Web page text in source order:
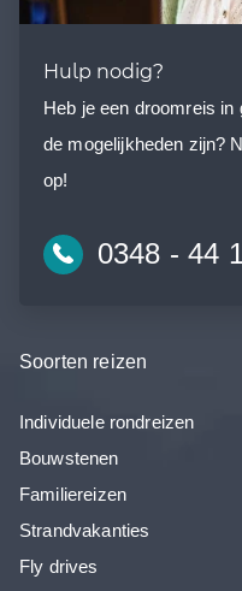
Hulp nodig?
Heb je een droomreis
de mogelijkheden zijn?
op!
0348 - 44
Soorten reizen
Individuele rondreizen
Bouwstenen
Familiereizen
Strandvakanties
Fly drives